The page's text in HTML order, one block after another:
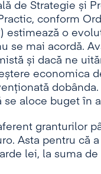
de Strategie și
conform
estimează o
se mai acordă.
și dacă ne
economica
aloce buget în
granturilor
Asta pentru că
lei, la suma de